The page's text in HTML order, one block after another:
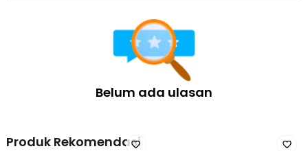
Belum ada ulasan
Produk Rekomendasi